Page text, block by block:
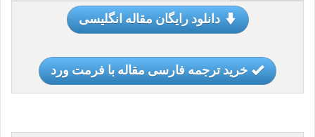
دانلود رایگان مقاله انگلیسی
خرید ترجمه فارسی مقاله با فرمت ورد